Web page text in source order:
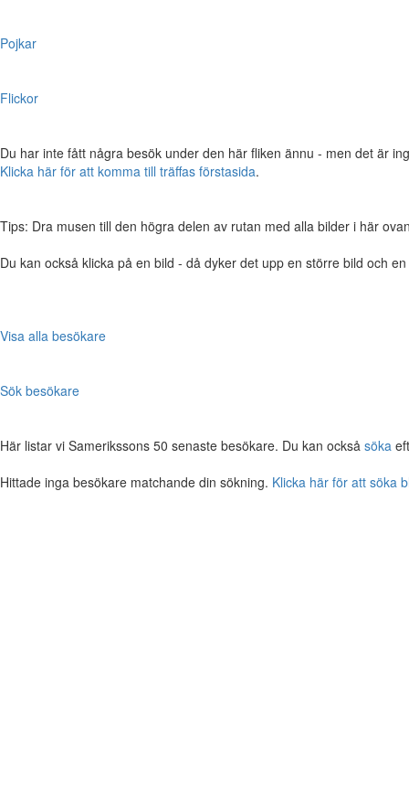
Pojkar
Flickor
Du har inte fått några besök under den här fliken ännu - men det är
Klicka här för att komma till träffas förstasida.
Tips: Dra musen till den högra delen av rutan med alla bilder i här
Du kan också klicka på en bild - då dyker det upp en större bild och
Visa alla besökare
Sök besökare
Här listar vi Samerikssons 50 senaste besökare. Du kan också söka
Hittade inga besökare matchande din sökning. Klicka här för att söka